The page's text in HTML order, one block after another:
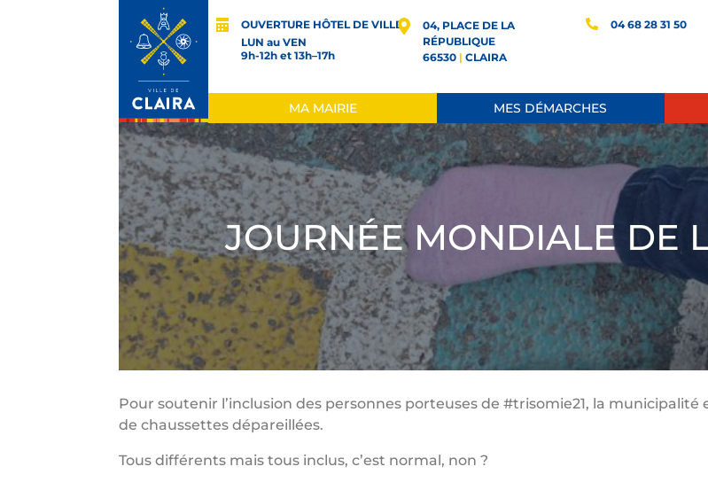
OUVERTURE HÔTEL DE VILLE
LUN au VEN
9h-12h et 13h–17h
04, PLACE DE LA
RÉPUBLIQUE
66530| CLAIRA
04 68 28 31 50
MA MAIRIE MES DÉMARCHES
JOURNÉE MONDIALE DE
Pour soutenir l’inclusion des personnes porteuses de #trisomie21, la
de chaussettes dépareillées.
Tous différents mais tous inclus, c’est normal, non ?